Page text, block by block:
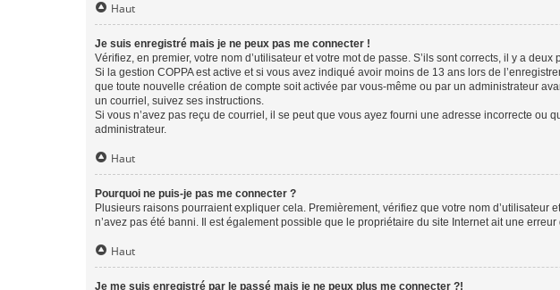
Haut
Je suis enregistré mais je ne peux pas me connecter !
Vérifiez, en premier, votre nom d’utilisateur et votre mot de passe. S’ils sont corrects, il y a deux
Si la gestion COPPA est active et si vous avez indiqué avoir moins de 13 ans lors de
que toute nouvelle création de compte soit activée par vous-même ou par un administrateur
un courriel, suivez ses instructions.
Si vous n’avez pas reçu de courriel, il se peut que vous ayez fourni une adresse incorrecte ou
administrateur.
Haut
Pourquoi ne puis-je pas me connecter ?
Plusieurs raisons pourraient expliquer cela. Premièrement, vérifiez que votre nom
n’avez pas été banni. Il est également possible que le propriétaire du site Internet ait une
Haut
Je me suis enregistré par le passé mais je ne peux plus me connecter ?!